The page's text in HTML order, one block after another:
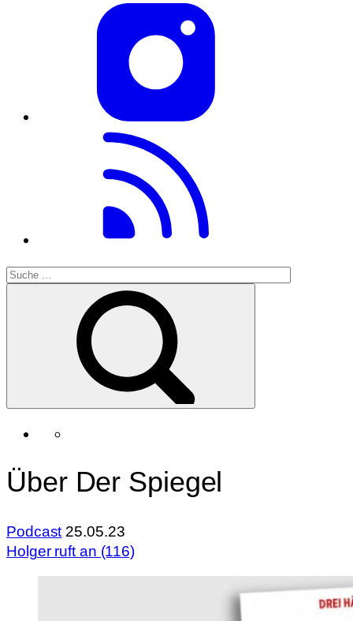
Über Der Spiegel
Podcast 25.05.23
Holger ruft an (116)